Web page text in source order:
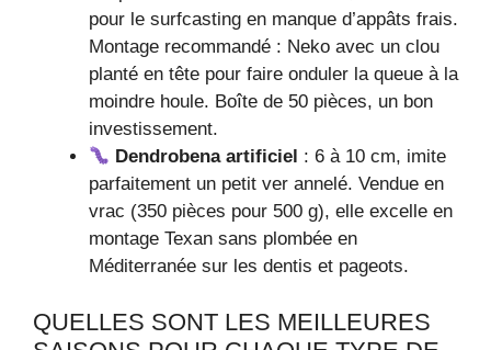
pour le surfcasting en manque d’appâts frais.
Montage recommandé : Neko avec un clou
planté en tête pour faire onduler la queue à la
moindre houle. Boîte de 50 pièces, un bon
investissement.
Dendrobena artificiel : 6 à 10 cm, imite
parfaitement un petit ver annelé. Vendue en
vrac (350 pièces pour 500 g), elle excelle en
montage Texan sans plombée en
Méditerranée sur les dentis et pageots.
QUELLES SONT LES MEILLEURES